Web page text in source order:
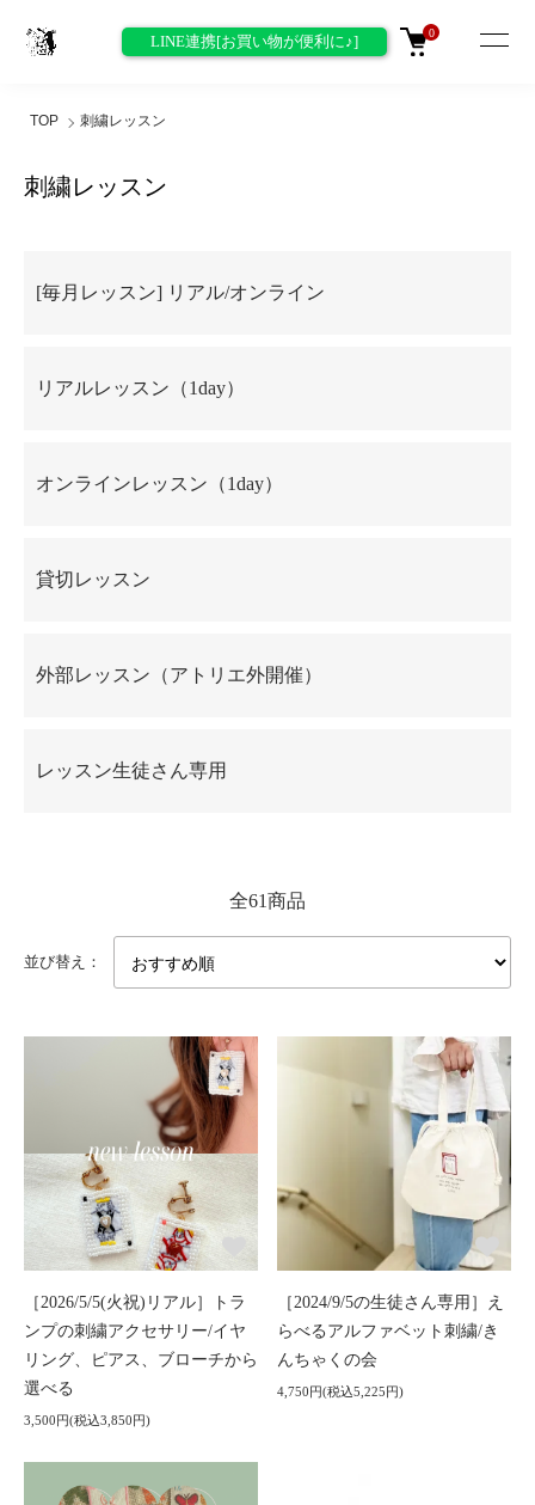
LINE連携[お買い物が便利に♪] 0
TOP 刺繍レッスン
刺繍レッスン
[毎月レッスン] リアル/オンライン
リアルレッスン（1day）
オンラインレッスン（1day）
貸切レッスン
外部レッスン（アトリエ外開催）
レッスン生徒さん専用
全61商品
並び替え：
［2026/5/5(火祝)リアル］トラ
ンプの刺繍アクセサリー/イヤ
リング、ピアス、ブローチから
選べる
3,500円(税込3,850円)
［2024/9/5の生徒さん専用］え
らべるアルファベット刺繍/き
んちゃくの会
4,750円(税込5,225円)